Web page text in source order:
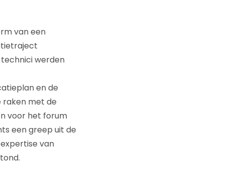
van een
werden
en de
met de
voor het forum
een greep uit de
van